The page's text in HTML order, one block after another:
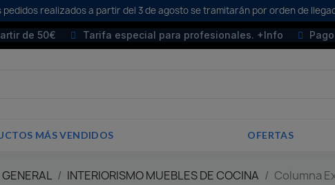
realizados a partir del 3 de agosto se tramitarán por orden de
de 50€ Tarifa especial para profesionales. +Info
MÁS VENDIDOS OFERTAS
INTERIORISMO MUEBLES DE COCINA Columna